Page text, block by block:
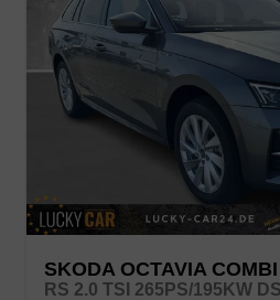
SKODA OCTAVIA COMBI
RS 2.0 TSI 265PS/195KW